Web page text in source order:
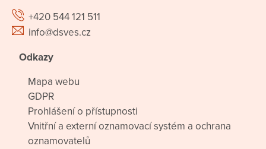
+420 544 121 511
info@dsves.cz
Odkazy
Mapa webu
GDPR
Prohlášení o přístupnosti
Vnitřní a externí oznamovací systém a ochrana
oznamovatelů